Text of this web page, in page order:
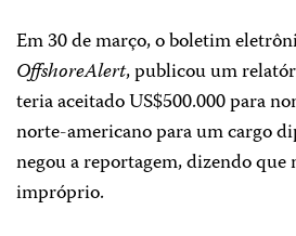
Em 30 de março, o boletim
OffshoreAlert, publicou um
teria aceitado US$500.000 para
norte-americano para um cargo
negou a reportagem, dizendo
impróprio.